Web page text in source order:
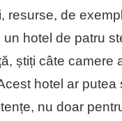
resurse, de
hotel de patru
știți câte camere
hotel ar
nu doar